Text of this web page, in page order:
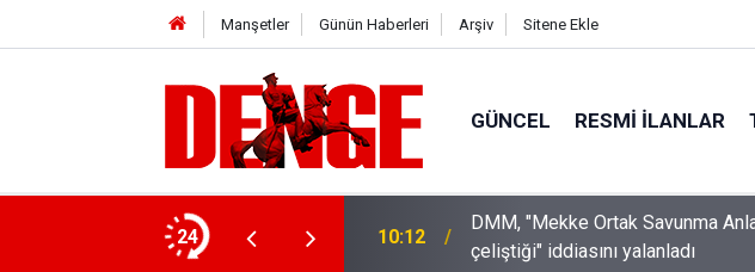
Manşetler Günün Haberleri Arşiv Sitene Ekle
GÜNCEL RESMI İLANLAR
24 10:12
DMM, "Mekke Ortak Savunma
çeliştiği" iddiasını yalanladı